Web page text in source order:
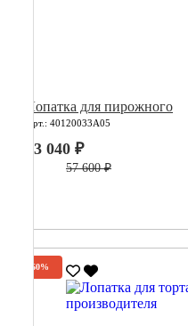
Лопатка для пирожного
Арт.: 40120033А05
23 040 ₽
57 600 ₽
-60%